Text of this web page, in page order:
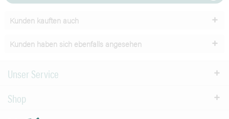
Kunden kauften auch
Kunden haben sich ebenfalls angesehen
Unser Service
Shop